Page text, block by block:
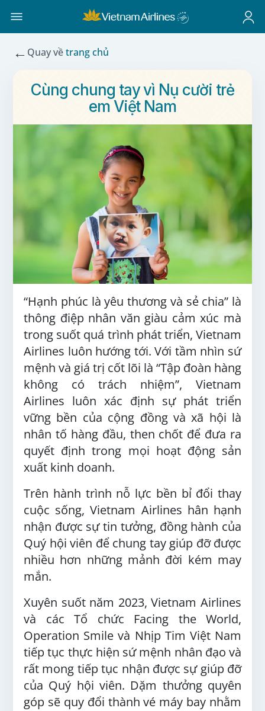
← Quay vềtrang chủ
Cùng chung tay vì Nụ cười trẻ
em Việt Nam
“Hạnh phúc là yêu thương và sẻ chia” là
thông điệp nhân văn giàu cảm xúc mà
trong suốt quá trình phát triển, Vietnam
Airlines luôn hướng tới. Với tầm nhìn sứ
mệnh và giá trị cốt lõi là “Tập đoàn hàng
không có trách nhiệm”, Vietnam
Airlines luôn xác định sự phát triển
vững bền của cộng đồng và xã hội là
nhân tố hàng đầu, then chốt để đưa ra
quyết định trong mọi hoạt động sản
xuất kinh doanh.
Trên hành trình nỗ lực bền bỉ đổi thay
cuộc sống, Vietnam Airlines hân hạnh
nhận được sự tin tưởng, đồng hành của
Quý hội viên để chung tay giúp đỡ được
nhiều hơn những mảnh đời kém may
mắn.
Xuyên suốt năm 2023, Vietnam Airlines
và các Tổ chức Facing the World,
Operation Smile và Nhịp Tim Việt Nam
tiếp tục thực hiện sứ mệnh nhân đạo và
rất mong tiếp tục nhận được sự giúp đỡ
của Quý hội viên. Dặm thưởng quyên
góp sẽ quy đổi thành vé máy bay nhằm